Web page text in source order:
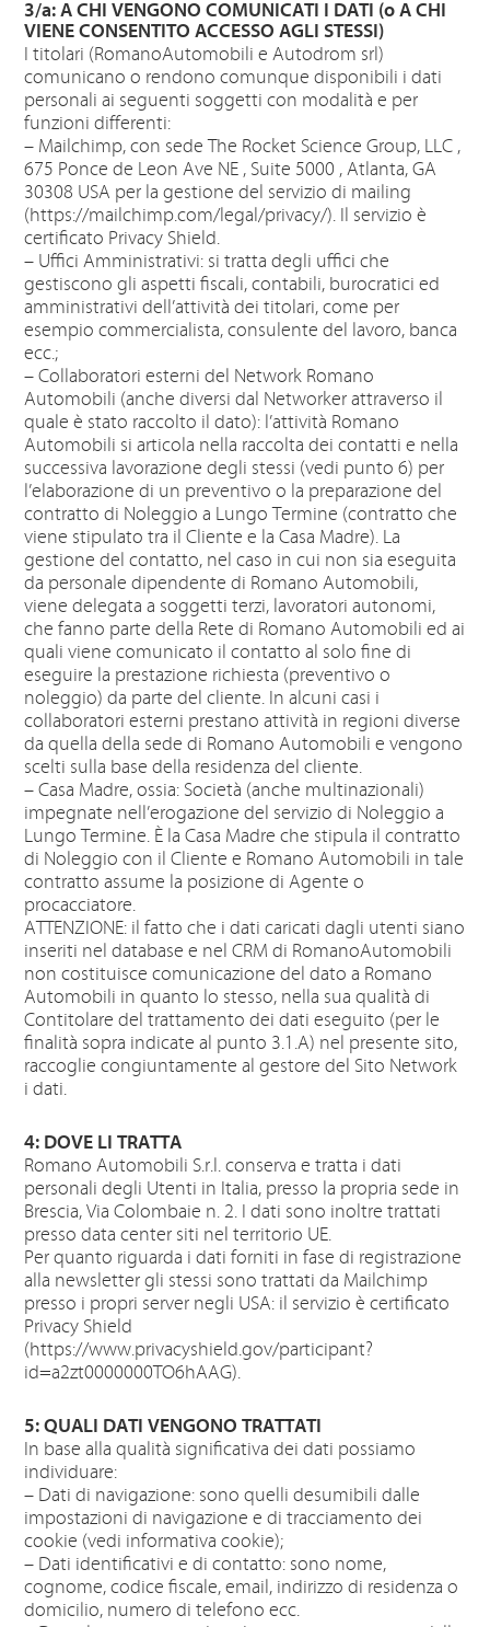
3/a: A CHI VENGONO COMUNICATI I DATI (o A CHI
VIENE CONSENTITO ACCESSO AGLI STESSI)
I titolari (RomanoAutomobili e Autodrom srl)
comunicano o rendono comunque disponibili i dati
personali ai seguenti soggetti con modalità e per
funzioni differenti:
– Mailchimp, con sede The Rocket Science Group, LLC ,
675 Ponce de Leon Ave NE , Suite 5000 , Atlanta, GA
30308 USA per la gestione del servizio di mailing
(https://mailchimp.com/legal/privacy/). Il servizio è
certificato Privacy Shield.
– Uffici Amministrativi: si tratta degli uffici che
gestiscono gli aspetti fiscali, contabili, burocratici ed
amministrativi dell’attività dei titolari, come per
esempio commercialista, consulente del lavoro, banca
ecc.;
– Collaboratori esterni del Network Romano
Automobili (anche diversi dal Networker attraverso il
quale è stato raccolto il dato): l’attività Romano
Automobili si articola nella raccolta dei contatti e nella
successiva lavorazione degli stessi (vedi punto 6) per
l’elaborazione di un preventivo o la preparazione del
contratto di Noleggio a Lungo Termine (contratto che
viene stipulato tra il Cliente e la Casa Madre). La
gestione del contatto, nel caso in cui non sia eseguita
da personale dipendente di Romano Automobili,
viene delegata a soggetti terzi, lavoratori autonomi,
che fanno parte della Rete di Romano Automobili ed ai
quali viene comunicato il contatto al solo fine di
eseguire la prestazione richiesta (preventivo o
noleggio) da parte del cliente. In alcuni casi i
collaboratori esterni prestano attività in regioni diverse
da quella della sede di Romano Automobili e vengono
scelti sulla base della residenza del cliente.
– Casa Madre, ossia: Società (anche multinazionali)
impegnate nell’erogazione del servizio di Noleggio a
Lungo Termine. È la Casa Madre che stipula il contratto
di Noleggio con il Cliente e Romano Automobili in tale
contratto assume la posizione di Agente o
procacciatore.
ATTENZIONE: il fatto che i dati caricati dagli utenti siano
inseriti nel database e nel CRM di RomanoAutomobili
non costituisce comunicazione del dato a Romano
Automobili in quanto lo stesso, nella sua qualità di
Contitolare del trattamento dei dati eseguito (per le
finalità sopra indicate al punto 3.1.A) nel presente sito,
raccoglie congiuntamente al gestore del Sito Network
i dati.
4: DOVE LI TRATTA
Romano Automobili S.r.l. conserva e tratta i dati
personali degli Utenti in Italia, presso la propria sede in
Brescia, Via Colombaie n. 2. I dati sono inoltre trattati
presso data center siti nel territorio UE.
Per quanto riguarda i dati forniti in fase di registrazione
alla newsletter gli stessi sono trattati da Mailchimp
presso i propri server negli USA: il servizio è certificato
Privacy Shield
(https://www.privacyshield.gov/participant?
id=a2zt0000000TO6hAAG).
5: QUALI DATI VENGONO TRATTATI
In base alla qualità significativa dei dati possiamo
individuare:
– Dati di navigazione: sono quelli desumibili dalle
impostazioni di navigazione e di tracciamento dei
cookie (vedi informativa cookie);
– Dati identificativi e di contatto: sono nome,
cognome, codice fiscale, email, indirizzo di residenza o
domicilio, numero di telefono ecc.